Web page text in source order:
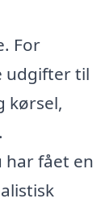
For
udgifter til
kørsel,
har fået en